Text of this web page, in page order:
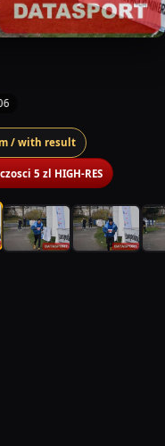
/ with result
5 zl HIGH-RES